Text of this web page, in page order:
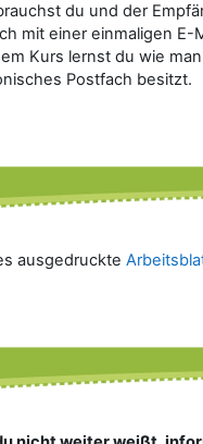
du und der
mit einer einmaligen E-
Kurs lernst du wie
Postfach besitzt.
ausgedruckte